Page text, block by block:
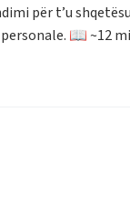
për t’u
📖 ~12